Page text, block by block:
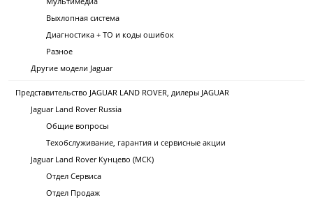
Выхлопная система
Диагностика + ТО и коды ошибок
Разное
Другие модели Jaguar
Представительство JAGUAR LAND ROVER, дилеры JAGUAR
Jaguar Land Rover Russia
Общие вопросы
Техобслуживание, гарантия и сервисные акции
Jaguar Land Rover Кунцево (МСК)
Отдел Сервиса
Отдел Продаж